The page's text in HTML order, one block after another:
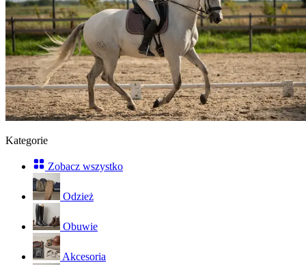
Kategorie
Zobacz wszystko
Odzież
Obuwie
Akcesoria